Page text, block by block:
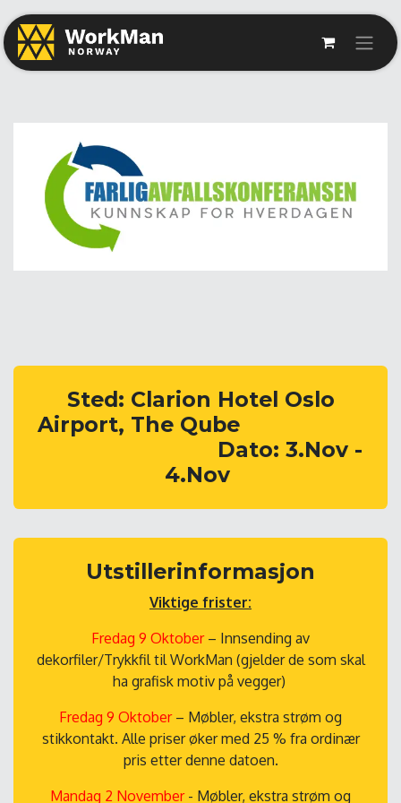
Sted: Clarion Hotel Oslo
Airport, The Qube
​Dato: 3.Nov -
4.Nov
Utstillerinformasjon
Viktige frister:
Fredag 9 Oktober– Innsending av
dekorfiler/Trykkfil til WorkMan (gjelder de som skal
ha grafisk motiv på vegger)
Fredag 9 Oktober– Møbler, ekstra strøm og
stikkontakt. Alle priser øker med 25 % fra ordinær
pris etter denne datoen.
Mandag 2 November- Møbler, ekstra strøm og